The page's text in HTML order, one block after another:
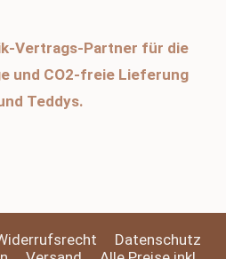
Vertrags-Partner für die
und CO2-freie Lieferung
Teddys.
Datenschutz